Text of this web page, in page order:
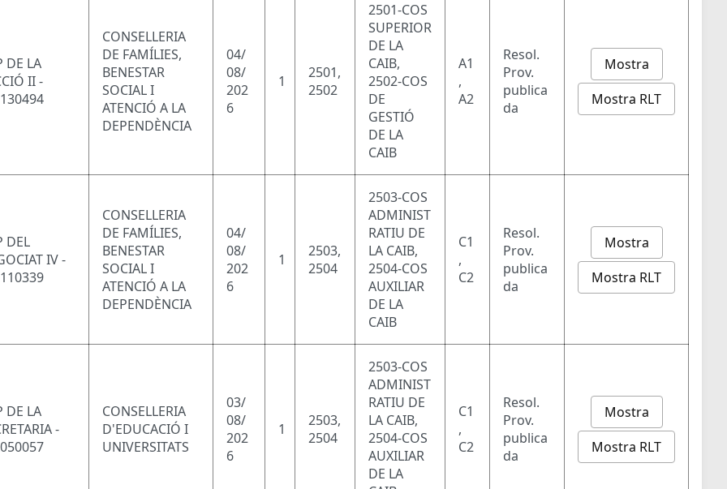
DE LA
II -
CONSELLERIA
DE FAMÍLIES,
BENESTAR
SOCIAL I
ATENCIÓ A LA
DEPENDÈNCIA
04/
08/
202
6
1
2501,
2502
2501-COS
SUPERIOR
DE LA
CAIB,
2502-COS
DE
GESTIÓ
DE LA
CAIB
A1
,
A2
Resol.
Prov.
publica
da
Mostra
Mostra RLT
DEL
IV -
CONSELLERIA
DE FAMÍLIES,
BENESTAR
SOCIAL I
ATENCIÓ A LA
DEPENDÈNCIA
04/
08/
202
6
1
2503,
2504
2503-COS
ADMINIST
RATIU DE
LA CAIB,
2504-COS
AUXILIAR
DE LA
CAIB
C1
,
C2
Resol.
Prov.
publica
da
Mostra
Mostra RLT
DE LA
-
CONSELLERIA
D'EDUCACIÓ I
UNIVERSITATS
03/
08/
202
6
1
2503,
2504
2503-COS
ADMINIST
RATIU DE
LA CAIB,
2504-COS
AUXILIAR
DE LA
C1
,
C2
Resol.
Prov.
publica
da
Mostra
Mostra RLT